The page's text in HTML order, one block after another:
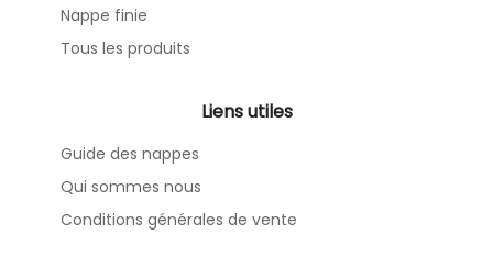
Nappe finie
Tous les produits
Liens utiles
Guide des nappes
Qui sommes nous
Conditions générales de vente